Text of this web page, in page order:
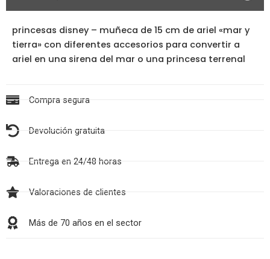
princesas disney – muñeca de 15 cm de ariel «mar y
tierra» con diferentes accesorios para convertir a
ariel en una sirena del mar o una princesa terrenal
Compra segura
Devolución gratuita
Entrega en 24/48 horas
Valoraciones de clientes
Más de 70 años en el sector